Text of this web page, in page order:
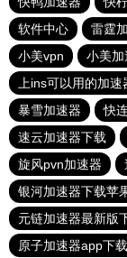
软件中心
雷霆
小美vpn
小美加
上ins可以用的加速
暴雪加速器
快
速云加速器下载
旋风pvn加速器
银河加速器下载苹
元链加速器最新版
原子加速器app下